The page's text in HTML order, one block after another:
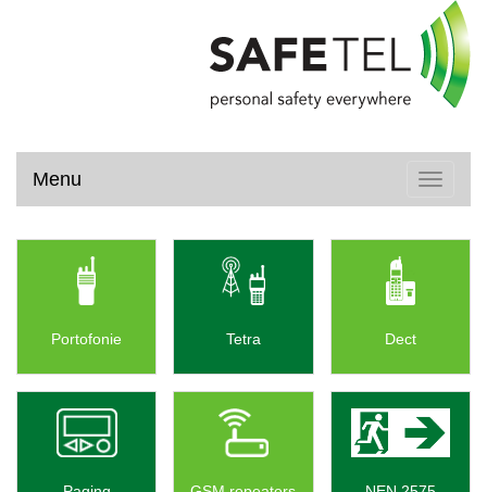
Toggle
Menu
Portofonie Tetra Dect